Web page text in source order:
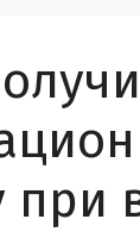
при